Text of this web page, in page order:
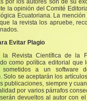
por los autores son de su
la opinión del Comité
Ecuatoriana. La
la revista los apruebe,
Evitar Plagio
Revista Científica de la
como política editorial que
sometidos a un software
Solo se aceptarán los
publicaciones, siempre y
por varios párrafos
devueltos al autor con